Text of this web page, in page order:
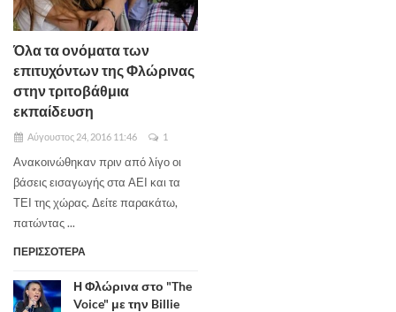
Όλα τα ονόματα των
επιτυχόντων της Φλώρινας
στην τριτοβάθμια
εκπαίδευση
Αύγουστος 24, 2016 11:46 1
Ανακοινώθηκαν πριν από λίγο οι
βάσεις εισαγωγής στα ΑΕΙ και τα
ΤΕΙ της χώρας. Δείτε παρακάτω,
πατώντας ...
ΠΕΡΙΣΣΟΤΕΡΑ
Η Φλώρινα στο "The
Voice" με την Billie